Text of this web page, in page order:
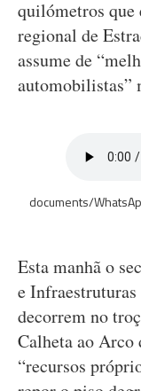
quilómetros que
regional de
assume de
automobilistas”
documents/
Esta manhã o
e
decorrem no
Calheta ao Arco
“recursos